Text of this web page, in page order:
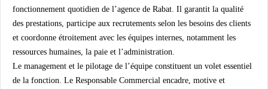
fonctionnement quotidien de l’agence de Rabat. Il garantit la qualité
des prestations, participe aux recrutements selon les besoins des clients
et coordonne étroitement avec les équipes internes, notamment les
ressources humaines, la paie et l’administration.
Le management et le pilotage de l’équipe constituent un volet essentiel
de la fonction. Le Responsable Commercial encadre, motive et